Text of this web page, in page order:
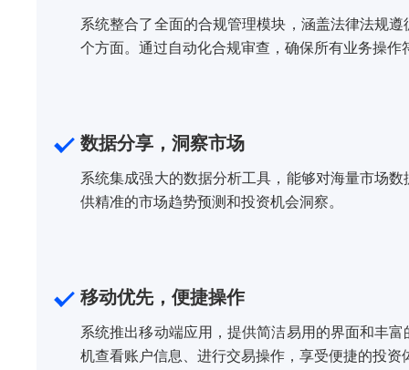
系统整合了全面的合规管理模块，涵盖法律法规
个方面。通过自动化合规审查，确保所有业务操作
数据分享，洞察市场
系统集成强大的数据分析工具，能够对海量市场
供精准的市场趋势预测和投资机会洞察。
移动优先，便捷操作
系统推出移动端应用，提供简洁易用的界面和丰
机查看账户信息、进行交易操作，享受便捷的投资